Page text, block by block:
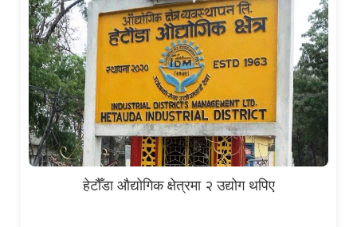
हेटौँडा औद्योगिक क्षेत्रमा २ उद्योग थपिए